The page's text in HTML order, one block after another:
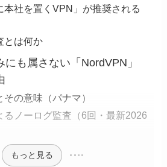
本社を置くVPN」が推奨される
とは何か
も属さない「NordVPN」
の意味（パナマ）
るノーログ監査（6回・最新2026
もっと見る